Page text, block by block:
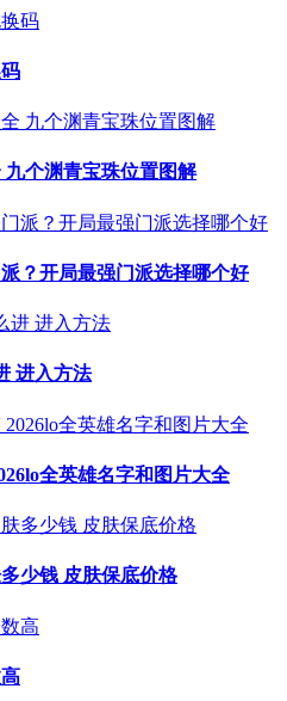
个渊青宝珠位置图解
？开局最强门派选择哪个好
进入方法
全英雄名字和图片大全
少钱 皮肤保底价格